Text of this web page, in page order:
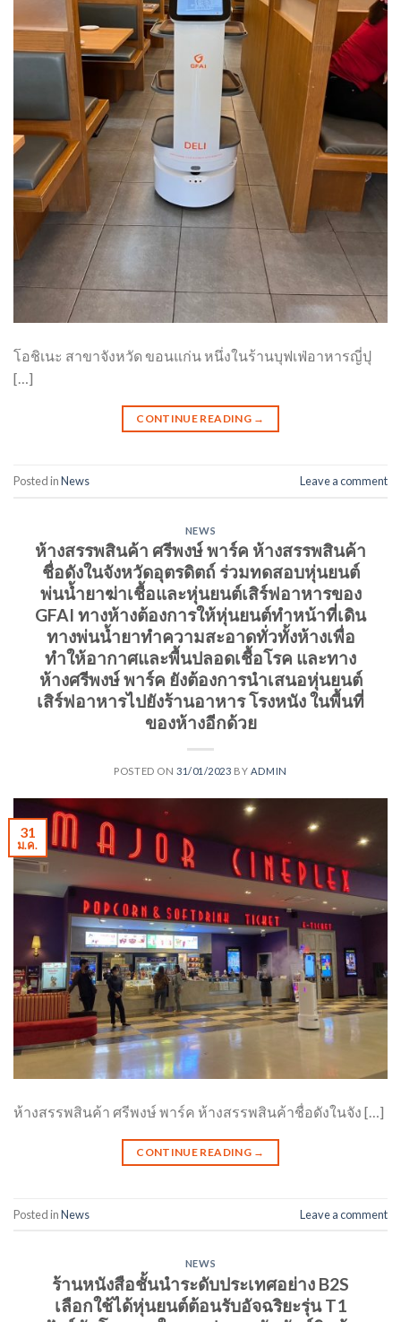
โอชิเนะ สาขาจังหวัด ขอนแก่น หนึ่งในร้านบุฟเฟ่อาหารญี่ปุ
[…]
CONTINUE READING →
Posted inNews Leave a comment
NEWS
ห้างสรรพสินค้า ศรีพงษ์ พาร์ค ห้างสรรพสินค้า
ชื่อดังในจังหวัดอุตรดิตถ์ ร่วมทดสอบหุ่นยนต์
พ่นน้ำยาฆ่าเชื้อและหุ่นยนต์เสิร์ฟอาหารของ
GFAI ทางห้างต้องการให้หุ่นยนต์ทำหน้าที่เดิน
ทางพ่นน้ำยาทำความสะอาดทั่วทั้งห้างเพื่อ
ทำให้อากาศและพื้นปลอดเชื้อโรค และทาง
ห้างศรีพงษ์ พาร์ค ยังต้องการนำเสนอหุ่นยนต์
เสิร์ฟอาหารไปยังร้านอาหาร โรงหนัง ในพื้นที่
ของห้างอีกด้วย
POSTED ON 31/01/2023 BY ADMIN
31
ม.ค.
ห้างสรรพสินค้า ศรีพงษ์ พาร์ค ห้างสรรพสินค้าชื่อดังในจัง […]
CONTINUE READING →
Posted inNews Leave a comment
NEWS
ร้านหนังสือชั้นนำระดับประเทศอย่าง B2S
เลือกใช้ได้หุ่นยนต์ต้อนรับอัจฉริยะรุ่น T1